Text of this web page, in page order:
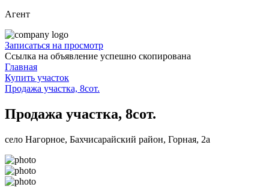
Агент
Записаться на просмотр
Ссылка на объявление успешно скопирована
Главная
Купить участок
Продажа участка, 8сот.
Продажа участка, 8сот.
село Нагорное, Бахчисарайский район, Горная, 2а